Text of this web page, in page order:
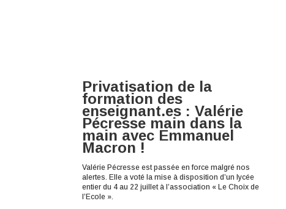
Privatisation de la
formation des
enseignant.es : Valérie
Pécresse main dans la
main avec Emmanuel
Macron !
Valérie Pécresse est passée en force malgré nos
alertes. Elle a voté la mise à disposition d’un lycée
entier du 4 au 22 juillet à l’association « Le Choix de
l’Ecole ».